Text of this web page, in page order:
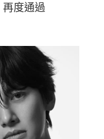
度通過